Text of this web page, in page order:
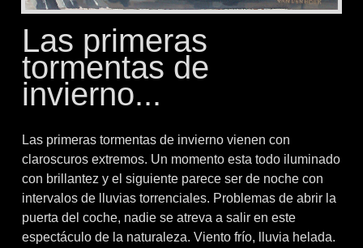
Las primeras
tormentas de
invierno...
Las primeras tormentas de invierno vienen con
claroscuros extremos. Un momento esta todo iluminado
con brillantez y el siguiente parece ser de noche con
intervalos de lluvias torrenciales. Problemas de abrir la
puerta del coche, nadie se atreva a salir en este
espectáculo de la naturaleza. Viento frío, lluvia helada.